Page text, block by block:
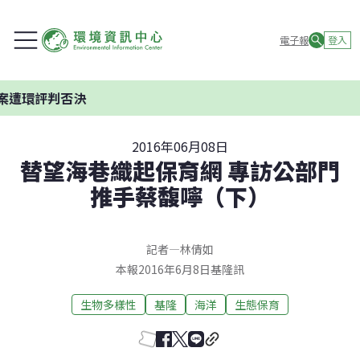
電子報 登入
判否決
2016年06月08日
替望海巷織起保育網 專訪公部門
推手蔡馥嚀（下）
記者—林倩如
本報2016年6月8日基隆訊
生物多樣性 基隆 海洋 生態保育